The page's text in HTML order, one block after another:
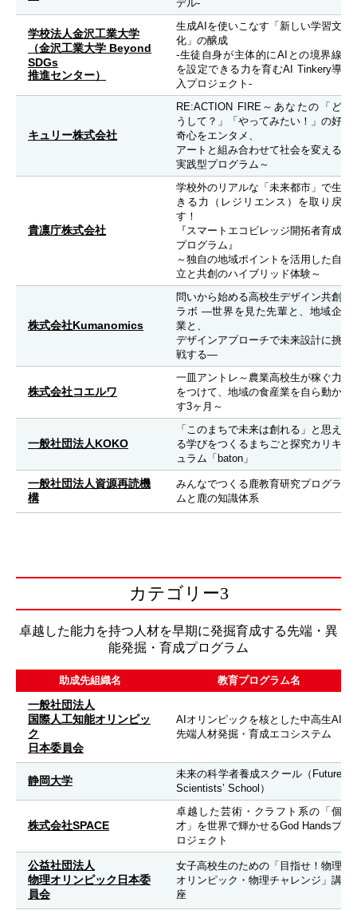
デル-
学校法人金沢工業大学
（金沢工業大学 Beyond
SDGs
推進センター）
生成AIを使いこなす「新しい学習文
化」の醸成
-生徒自身が主体的にAIとの境界線
を設定できる力を育むAI Tinkery導
入プロジェクト-
キュリー株式会社
RE:ACTION FIRE～あなたの「ど
うして？」「やってみたい！」の好
奇心をエンタメ、
アートと組み合わせて社会を変える
実践型プログラム～
貴凛庁株式会社
学校外のリアルな「未来都市」で生
きる力（レジリエンス）を取り戻
す！
『スマートエコビレッジ開拓者育成
プログラム』
～独自の地域ポイントを活用した自
立と共創のハイブリッド体験～
株式会社Kumanomics
問いから始める高校生デザイン共創
ラボ ―世界を見た先輩と、地域企
業と、
デザインアプローチで未来設計に挑
戦する―
株式会社コエルワ
一皿アントレ～農業高校生が稼ぐ力
をつけて、地域の食産業を自ら動か
す3ヶ月～
一般社団法人KOKO
「このまちで未来は創れる」と思え
る学びをつくるまちごと探究カリキ
ュラム「baton」
一般社団法人資源再読機
構
みんなでつくる鹿教育研究プログラ
ムと鹿の知識体系
カテゴリー3
卓越した能力を持つ人材を早期に発掘育成する先端・異
能発掘・育成プログラム
助成先組織名 教育プログラム名
一般社団法人
国際人工知能オリンピッ
ク
日本委員会
AIオリンピックを核とした中高生AI
先端人材発掘・育成エコシステム
静岡大学
未来の科学者養成スクール（Future
Scientists’ School）
株式会社SPACE
卓越した芸術・クラフト系の「個
才」を世界で輝かせるGod Handsプ
ロジェクト
公益社団法人
物理オリンピック日本委
員会
女子高校生のための「目指せ！物理
オリンピック・物理チャレンジ」講
座